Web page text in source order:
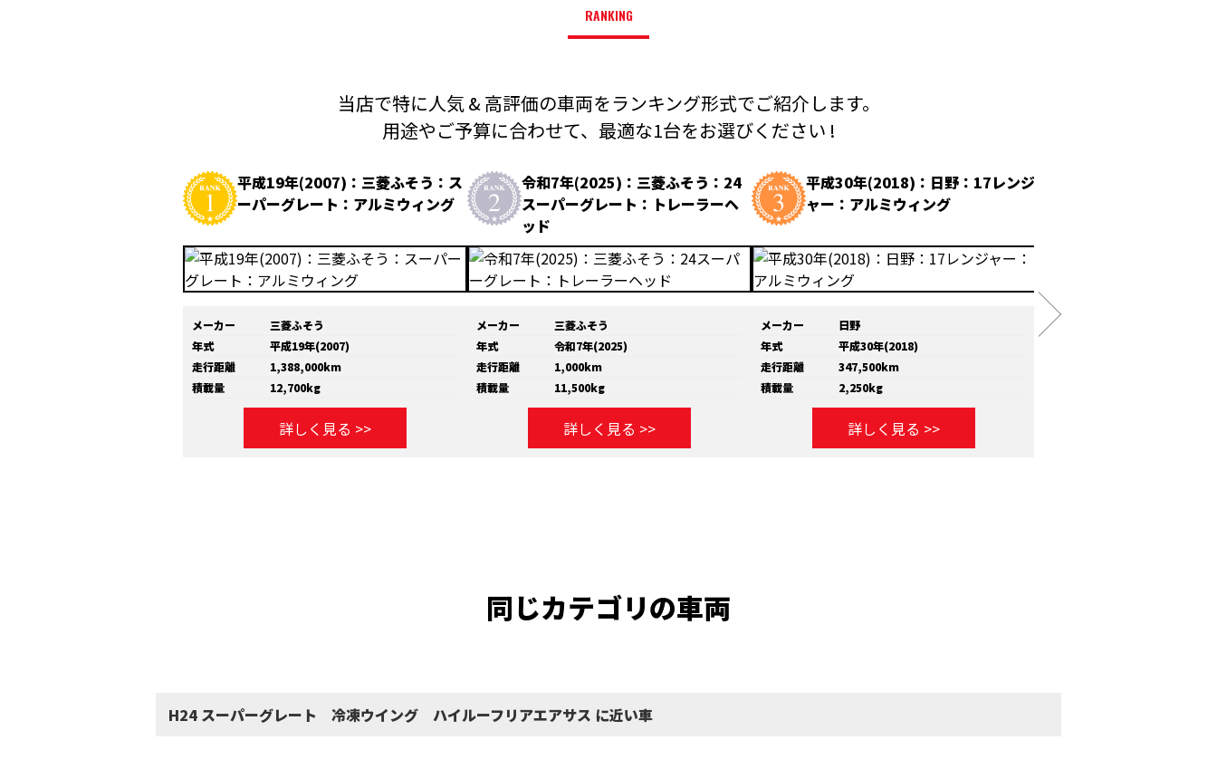
RANKING
当店で特に人気 & 高評価の車両をランキング形式でご紹介します。
用途やご予算に合わせて、 最適な1台をお選びください !
平成19年(2007)：三菱ふそう：ス
ーパーグレート：アルミウィング
メーカー
三菱ふそう
年式
平成19年(2007)
走行距離
1,388,000km
積載量
12,700kg
詳しく見る >>
令和7年(2025)：三菱ふそう：24
スーパーグレート：トレーラーヘ
ッド
メーカー
三菱ふそう
年式
令和7年(2025)
走行距離
1,000km
積載量
11,500kg
詳しく見る >>
平成30年(2018)：日野：17レンジ
ャー：アルミウィング
メーカー
日野
年式
平成30年(2018)
走行距離
347,500km
積載量
2,250kg
詳しく見る >>
メーカー
同じカテゴリの車両
H24 スーパーグレート 冷凍ウイング ハイルーフリアエアサス に近い車